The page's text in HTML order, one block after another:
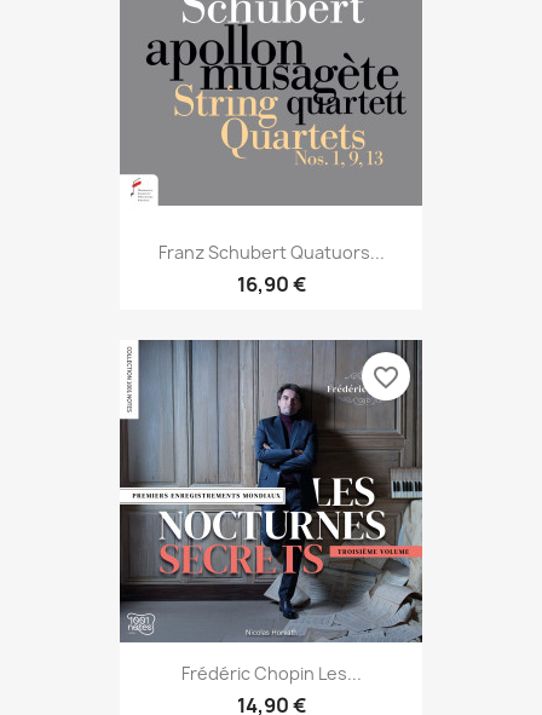
Franz Schubert Quatuors...
16,90 €
Frédéric Chopin Les...
14,90 €
favorite_border